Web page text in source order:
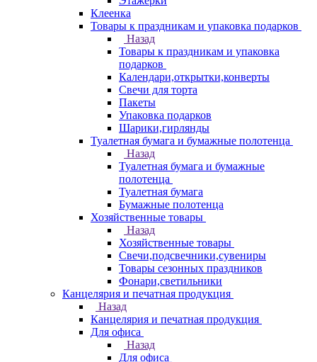
Клеенка
Товары к праздникам и упаковка подарков
Назад
Товары к праздникам и упаковка
подарков
Календари,открытки,конверты
Свечи для торта
Пакеты
Упаковка подарков
Шарики,гирлянды
Туалетная бумага и бумажные полотенца
Назад
Туалетная бумага и бумажные
полотенца
Туалетная бумага
Бумажные полотенца
Хозяйственные товары
Назад
Хозяйственные товары
Свечи,подсвечники,сувениры
Товары сезонных праздников
Фонари,светильники
Канцелярия и печатная продукция
Назад
Канцелярия и печатная продукция
Для офиса
Назад
Для офиса